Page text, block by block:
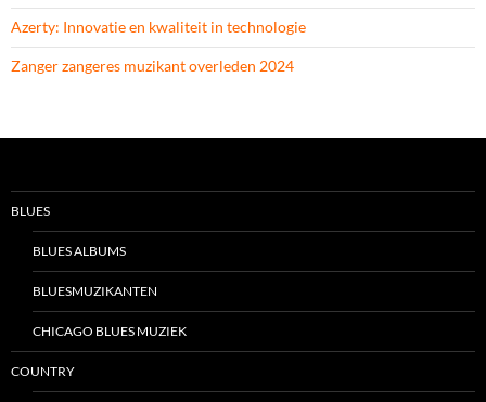
Azerty: Innovatie en kwaliteit in technologie
Zanger zangeres muzikant overleden 2024
BLUES
BLUES ALBUMS
BLUESMUZIKANTEN
CHICAGO BLUES MUZIEK
COUNTRY